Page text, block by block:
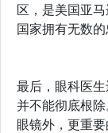
区，是美国亚
国家拥有无数的
最后，眼科医
并不能彻底根
眼镜外，更重